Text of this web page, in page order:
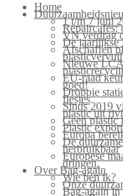
Home
1 t/m 7 juni
Repaircafés:
VN verdrag
De jaarlijkse
Afschaffen
Nieuwe
EU-raad
goed!
Droppie
flesjes
Sinds 2019
plastic uit
Geen plastic
Plastic
Europa
De
herbruikbaar
Europese
dringen.
Over Bag-again
Wie ben ik?
Onze
Bag-again in